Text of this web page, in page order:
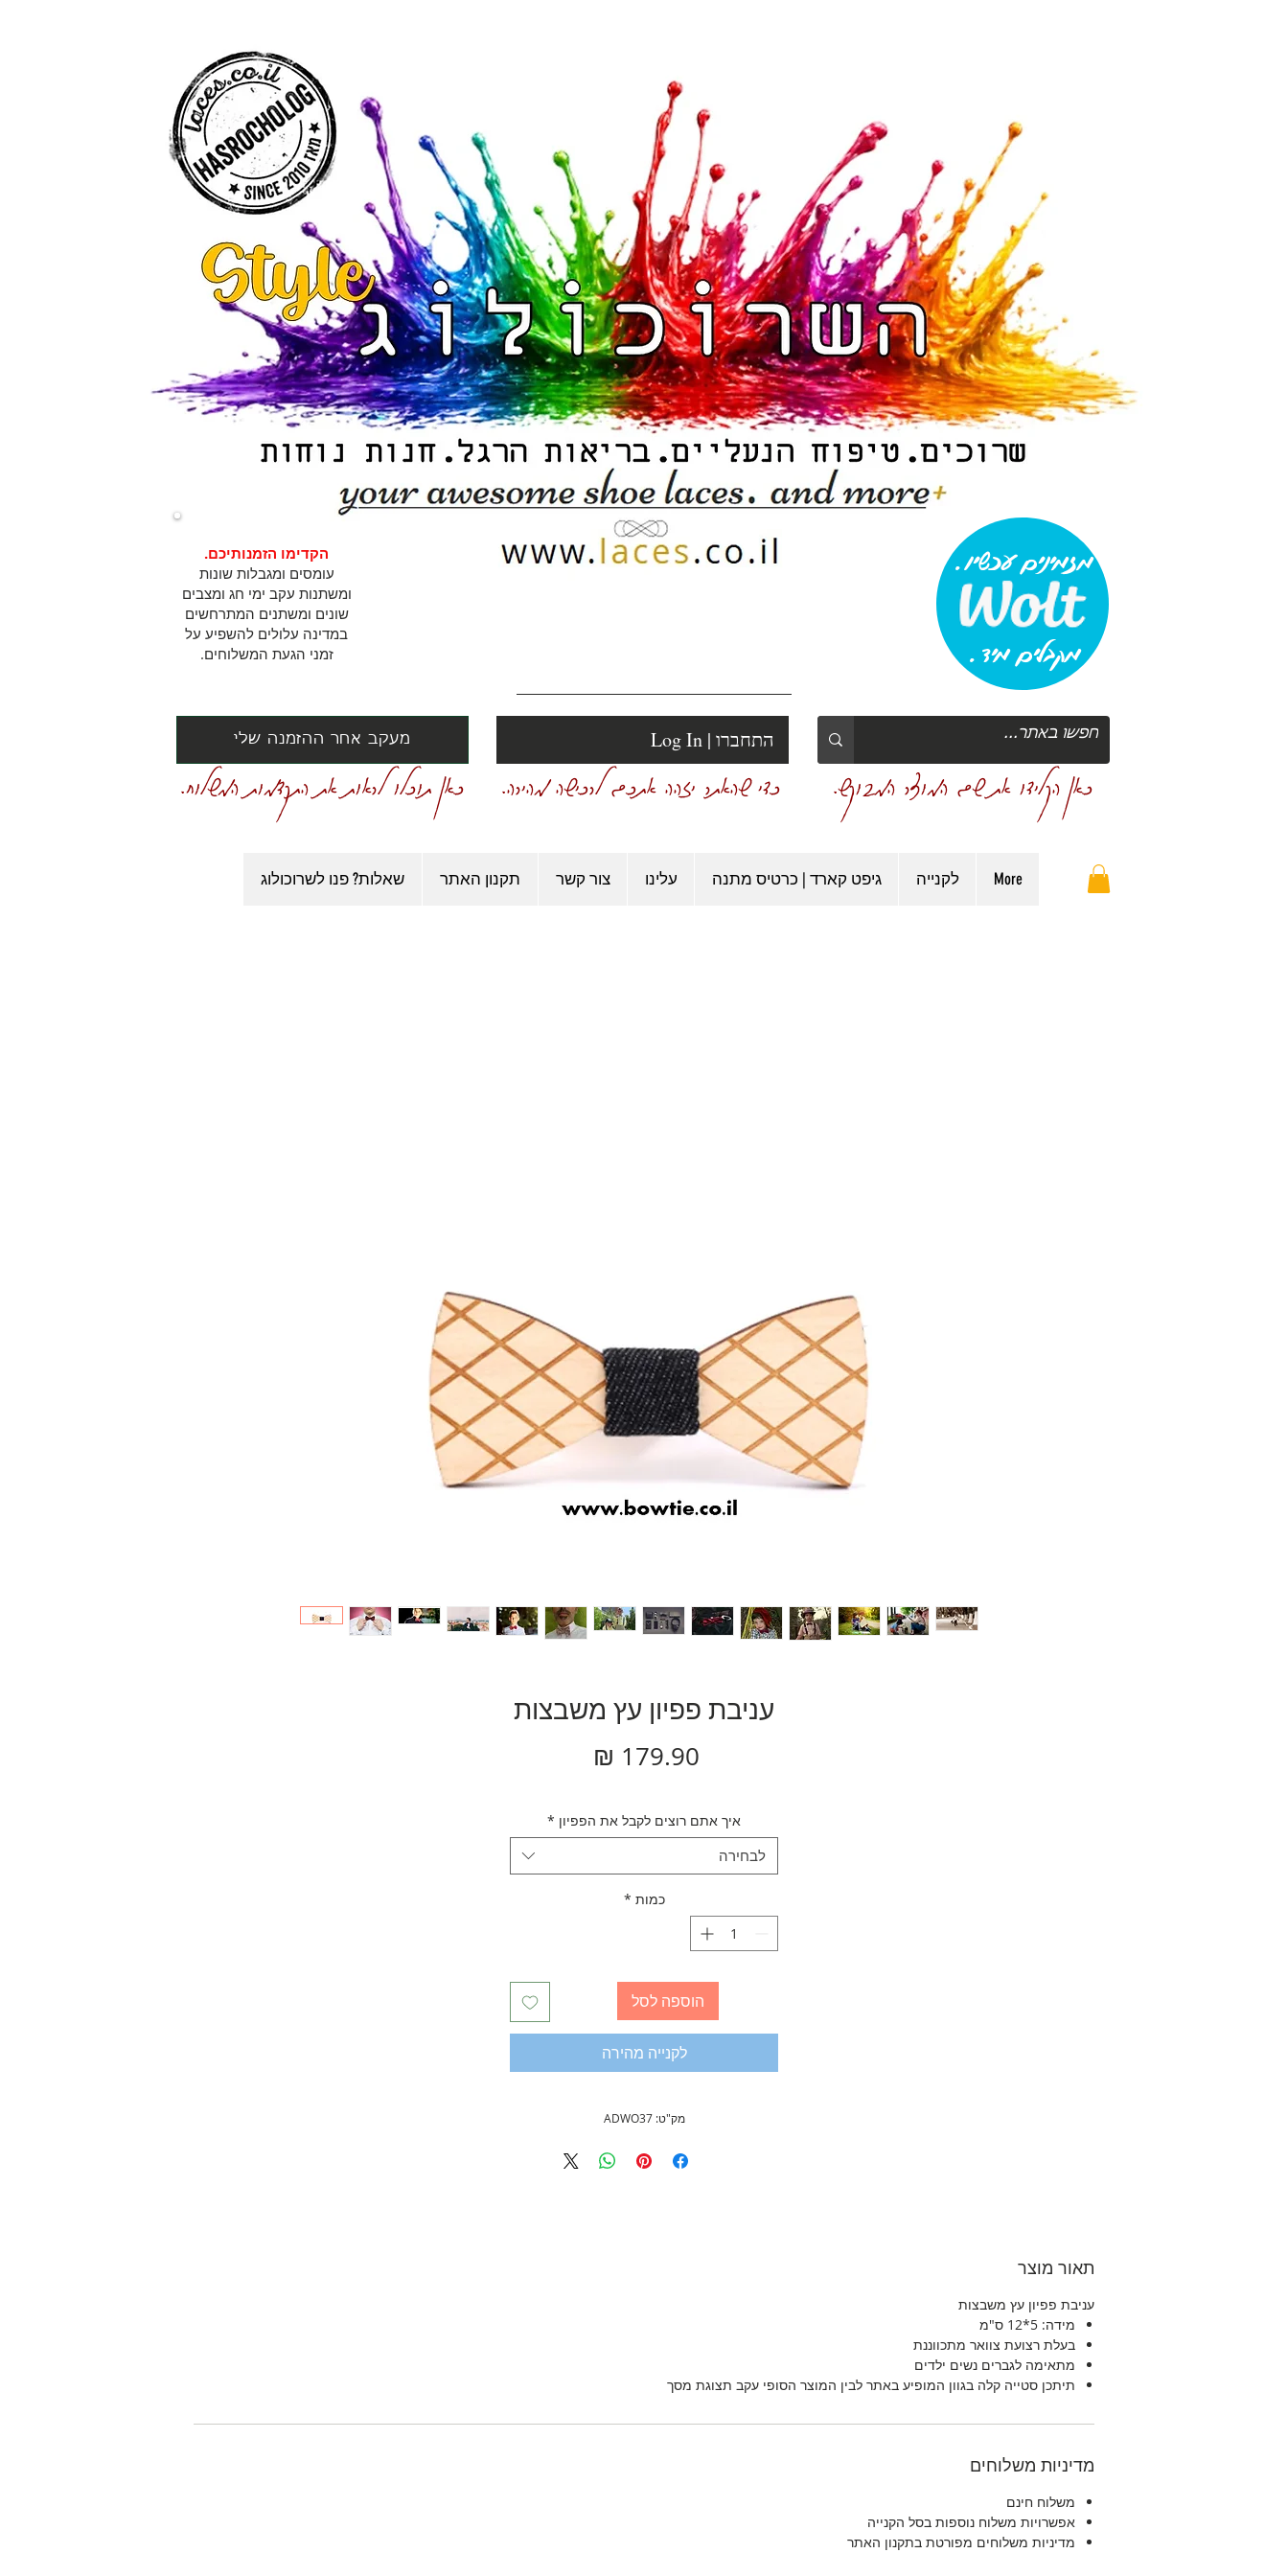
מזמינים עכשיו.
מקבלים מיד.
הקדימו הזמנותיכם.
עומסים ומגבלות שונות
ומשתנות עקב ימי חג ומצבים
שונים ומשתנים המתרחשים
במדינה עלולים להשפיע על
זמני הגעת המשלוחים.
מעקב אחר ההזמנה שלי
כאן תוכלו לראות את התקדמות המשלוח.
Log In | התחברו
כדי שהאתר יזהה אתכם לרכישה מהירה. כאן הקלידו את שם המוצר המבוקש.
שאלות? פנו לשרוכולוג תקנון האתר צור קשר עלינו גיפט קארד | כרטיס מתנה לקנייה More
עניבת פפיון עץ משבצות
איך אתם רוצים לקבל את הפפיון *
לבחירה
כמות *
הוספה לסל
לקנייה מהירה
מק"ט: ADWO37
תאור מוצר
עניבת פפיון עץ משבצות
מידה: 5*12 ס"מ
בעלת רצועת צוואר מתכווננת
מתאימה לגברים נשים ילדים
תיתכן סטייה קלה בגוון המופיע באתר לבין המוצר הסופי עקב תצוגת מסך
מדיניות משלוחים
משלוח חינם
אפשרויות משלוח נוספות בסל הקנייה
מדיניות משלוחים מפורטת בתקנון האתר